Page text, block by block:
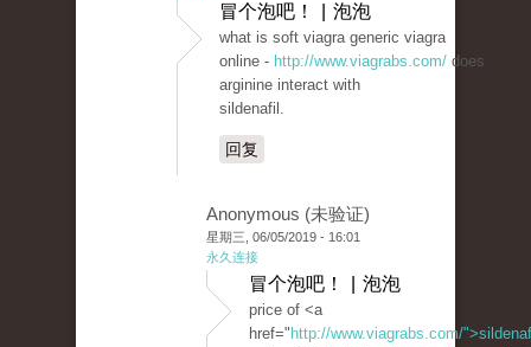
冒个泡吧！ | 泡泡
what is soft viagra generic viagra
online - http://www.viagrabs.com/ does
arginine interact with
sildenafil.
回复
Anonymous (未验证)
星期三, 06/05/2019 - 16:01
永久连接
冒个泡吧！ | 泡泡
price of <a
href=" http://www.viagrabs.com/